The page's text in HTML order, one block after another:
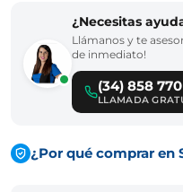
¿Necesitas
Llámanos y te
de inmediato!
(34) 858
LLAMADA
¿Por qué comprar en